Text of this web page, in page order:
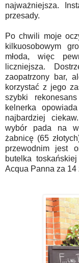
najważniejsza.
przesady.
Po chwili moje
kilkuosobowym
młoda, więc
liczniejsza.
zaopatrzony bar,
korzystać z jego
szybki
kelnerka
najbardziej
wybór pada na
żabnicę (65
przewodnim jest
butelka
Acqua Panna za 14